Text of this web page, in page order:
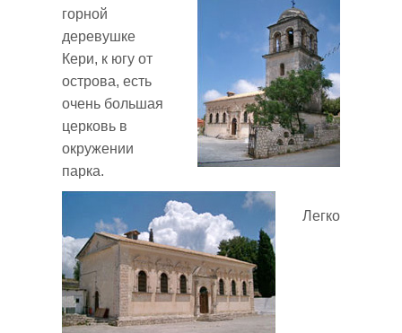
горной
деревушке
Кери, к югу от
острова, есть
очень большая
церковь в
окружении
парка.
Легко